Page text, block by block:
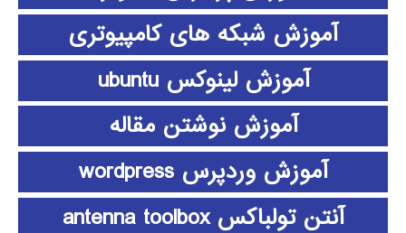
آموزش شبکه های کامپیوتری
آموزش لینوکس ubuntu
آموزش نوشتن مقاله
آموزش وردپرس wordpress
آنتن تولباکس antenna toolbox